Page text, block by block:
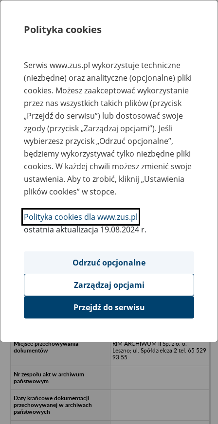
Rejestry, ewidencje i archiwa
Baza zlikwidowanych lub
przekształconych zakładów pracy
Nazwa zakładu pracy:
SZUKAJ
Ukryj wszystkie pozycje bazy
EURO-PEGAZ Spółka z o.o. -
RIM ARCHIWUM II Sp. z o. o. -
Leszno; ul. Spółdzielcza 2 tel. 65 529
93 55
Polityka cookies
Serwis www.zus.pl wykorzystuje techniczne
(niezbędne) oraz analityczne (opcjonalne) pliki
cookies. Możesz zaakceptować wykorzystanie
przez nas wszystkich takich plików (przycisk
„Przejdź do serwisu”) lub dostosować swoje
zgody (przycisk „Zarządzaj opcjami”). Jeśli
wybierzesz przycisk „Odrzuć opcjonalne”,
będziemy wykorzystywać tylko niezbędne pliki
cookies. W każdej chwili możesz zmienić swoje
ustawienia. Aby to zrobić, kliknij „Ustawienia
plików cookies” w stopce.
Polityka cookies dla www.zus.pl
ostatnia aktualizacja 19.08.2024 r.
Odrzuć opcjonalne
Zarządzaj opcjami
Przejdź do serwisu